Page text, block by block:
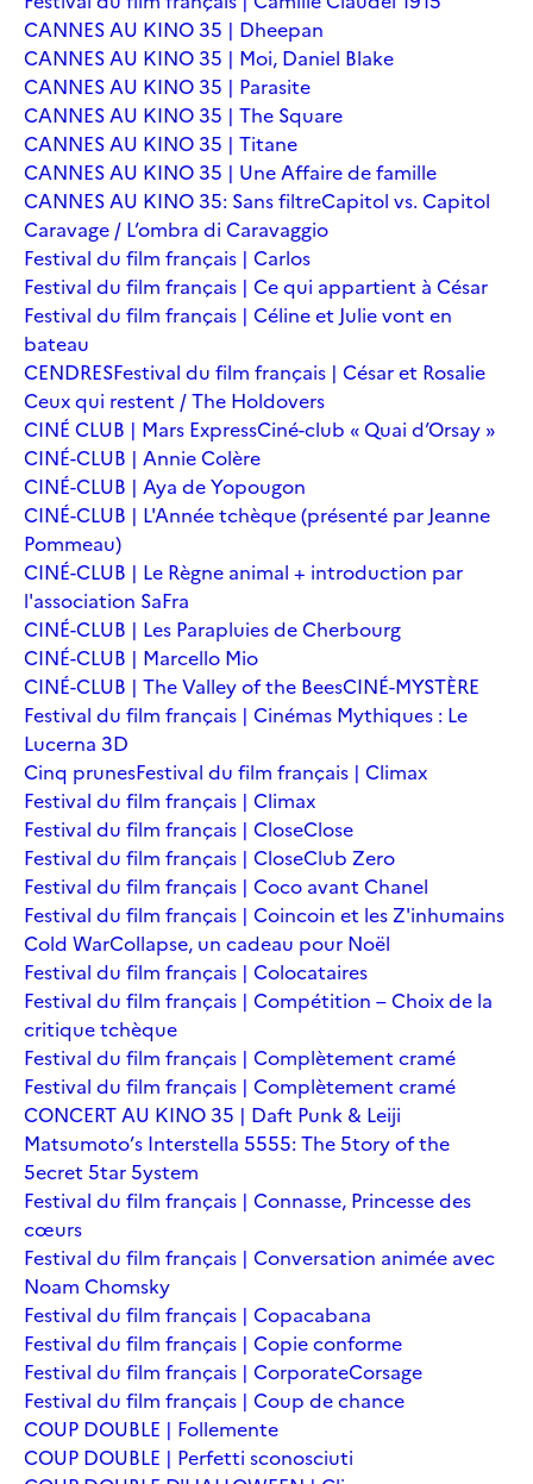
CANNES AU KINO 35 | Dheepan
CANNES AU KINO 35 | Moi, Daniel Blake
CANNES AU KINO 35 | Parasite
CANNES AU KINO 35 | The Square
CANNES AU KINO 35 | Titane
CANNES AU KINO 35 | Une Affaire de famille
CANNES AU KINO 35: Sans filtreCapitol vs. Capitol
Caravage / L’ombra di Caravaggio
Festival du film français | Carlos
Festival du film français | Ce qui appartient à César
Festival du film français | Céline et Julie vont en
bateau
CENDRESFestival du film français | César et Rosalie
Ceux qui restent / The Holdovers
CINÉ CLUB | Mars ExpressCiné-club « Quai d’Orsay »
CINÉ-CLUB | Annie Colère
CINÉ-CLUB | Aya de Yopougon
CINÉ-CLUB | L'Année tchèque (présenté par Jeanne
Pommeau)
CINÉ-CLUB | Le Règne animal + introduction par
l'association SaFra
CINÉ-CLUB | Les Parapluies de Cherbourg
CINÉ-CLUB | Marcello Mio
CINÉ-CLUB | The Valley of the BeesCINÉ-MYSTÈRE
Festival du film français | Cinémas Mythiques : Le
Lucerna 3D
Cinq prunesFestival du film français | Climax
Festival du film français | Climax
Festival du film français | CloseClose
Festival du film français | CloseClub Zero
Festival du film français | Coco avant Chanel
Festival du film français | Coincoin et les Z'inhumains
Cold WarCollapse, un cadeau pour Noël
Festival du film français | Colocataires
Festival du film français | Compétition – Choix de la
critique tchèque
Festival du film français | Complètement cramé
Festival du film français | Complètement cramé
CONCERT AU KINO 35 | Daft Punk & Leiji
Matsumoto’s Interstella 5555: The 5tory of the
5ecret 5tar 5ystem
Festival du film français | Connasse, Princesse des
cœurs
Festival du film français | Conversation animée avec
Noam Chomsky
Festival du film français | Copacabana
Festival du film français | Copie conforme
Festival du film français | CorporateCorsage
Festival du film français | Coup de chance
COUP DOUBLE | Follemente
COUP DOUBLE | Perfetti sconosciuti